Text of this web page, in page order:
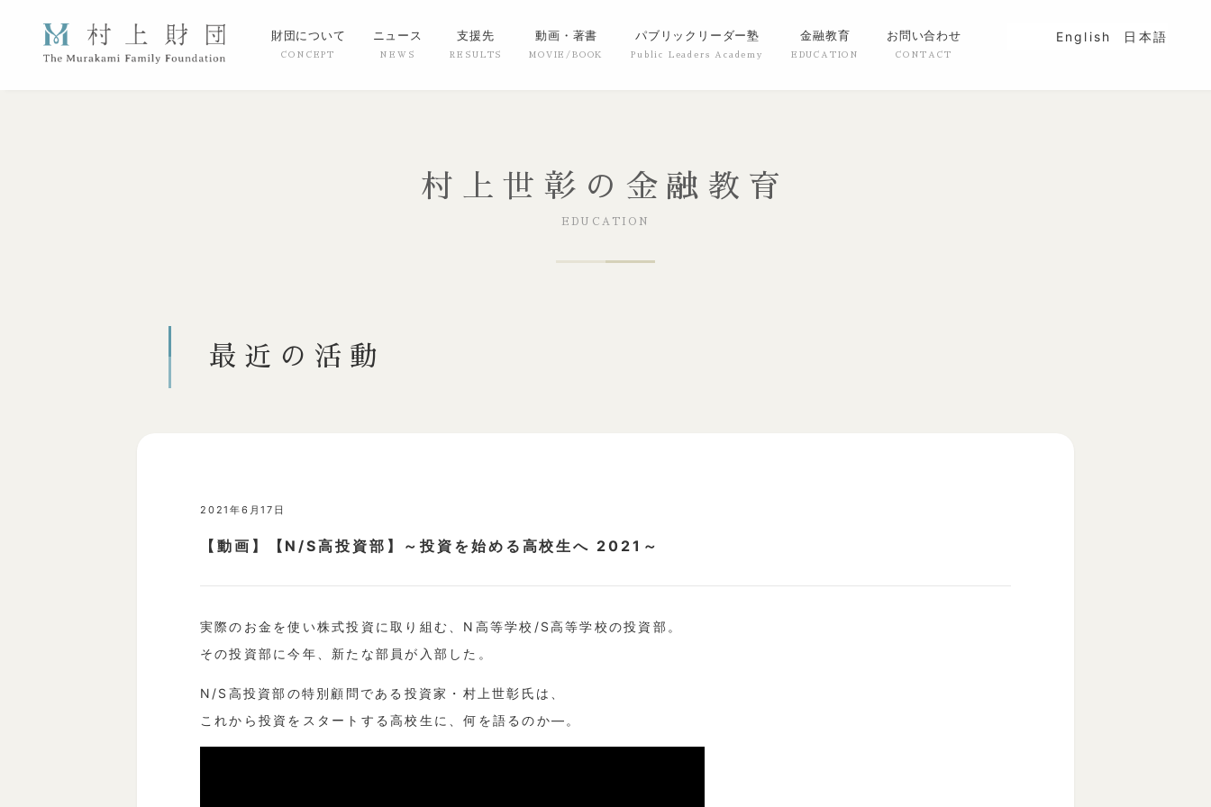
財団について ニュース 支援先 動画・著書 パブリックリーダー塾 金融教育 お問い合わせ English 日本語
村上世彰の金融教育
最近の活動
2021年6月17日
【動画】【N/S高投資部】～投資を始める高校生へ 2021～
実際のお金を使い株式投資に取り組む、N高等学校/S高等学校の投資部。
その投資部に今年、新たな部員が入部した。
N/S高投資部の特別顧問である投資家・村上世彰氏は、
これから投資をスタートする高校生に、何を語るのか―。